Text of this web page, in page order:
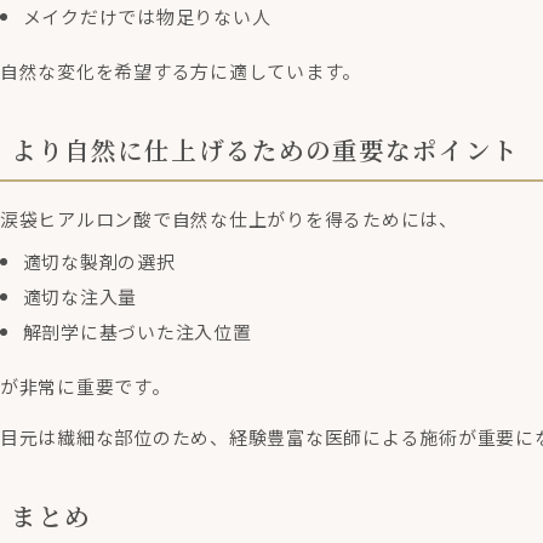
メイクだけでは物足りない人
自然な変化を希望する方に適しています。
より自然に仕上げるための重要なポイント
涙袋ヒアルロン酸で自然な仕上がりを得るためには、
適切な製剤の選択
適切な注入量
解剖学に基づいた注入位置
が非常に重要です。
目元は繊細な部位のため、経験豊富な医師による施術が重要に
まとめ